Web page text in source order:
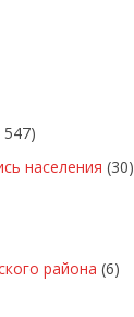
547)
населения (30)
района (6)